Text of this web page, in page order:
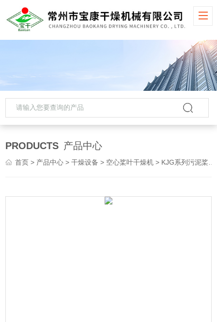
PRODUCTS 产品中心
首页 > 产品中心 >干燥设备 > 空心桨叶干燥机 > KJG系列污泥桨叶干燥机